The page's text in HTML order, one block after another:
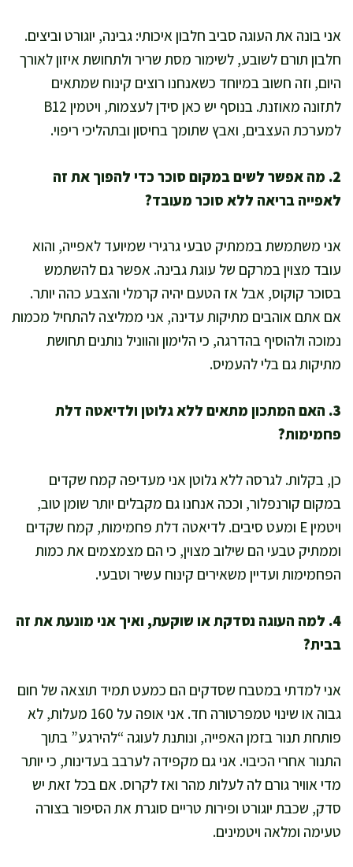
אני בונה את העוגה סביב חלבון איכותי: גבינה, יוגורט וביצים.
חלבון תורם לשובע, לשימור מסת שריר ולתחושת איזון לאורך
היום, וזה חשוב במיוחד כשאנחנו רוצים קינוח שמתאים
לתזונה מאוזנת. בנוסף יש כאן סידן לעצמות, ויטמין B12
למערכת העצבים, ואבץ שתומך בחיסון ובתהליכי ריפוי.
2. מה אפשר לשים במקום סוכר כדי להפוך את זה
לאפייה בריאה ללא סוכר מעובד?
אני משתמשת בממתיק טבעי גרגירי שמיועד לאפייה, והוא
עובד מצוין במרקם של עוגת גבינה. אפשר גם להשתמש
בסוכר קוקוס, אבל אז הטעם יהיה קרמלי והצבע כהה יותר.
אם אתם אוהבים מתיקות עדינה, אני ממליצה להתחיל מכמות
נמוכה ולהוסיף בהדרגה, כי הלימון והווניל נותנים תחושת
מתיקות גם בלי להעמיס.
3. האם המתכון מתאים ללא גלוטן ולדיאטה דלת
פחמימות?
כן, בקלות. לגרסה ללא גלוטן אני מעדיפה קמח שקדים
במקום קורנפלור, וככה אנחנו גם מקבלים יותר שומן טוב,
ויטמין E ומעט סיבים. לדיאטה דלת פחמימות, קמח שקדים
וממתיק טבעי הם שילוב מצוין, כי הם מצמצמים את כמות
הפחמימות ועדיין משאירים קינוח עשיר וטבעי.
4. למה העוגה נסדקת או שוקעת, ואיך אני מונעת את זה
בבית?
אני למדתי במטבח שסדקים הם כמעט תמיד תוצאה של חום
גבוה או שינוי טמפרטורה חד. אני אופה על 160 מעלות, לא
פותחת תנור בזמן האפייה, ונותנת לעוגה “להירגע” בתוך
התנור אחרי הכיבוי. אני גם מקפידה לערבב בעדינות, כי יותר
מדי אוויר גורם לה לעלות מהר ואז לקרוס. אם בכל זאת יש
סדק, שכבת יוגורט ופירות טריים סוגרת את הסיפור בצורה
טעימה ומלאה ויטמינים.